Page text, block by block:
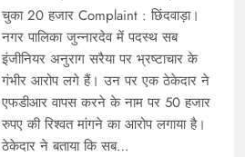
चुका 20 हजार Complaint : छिंदवाड़ा।
नगर पालिका जुन्नारदेव में पदस्थ सब
इंजीनियर अनुराग सरैया पर भ्रष्टाचार के
गंभीर आरोप लगे हैं। उन पर एक ठेकेदार ने
एफडीआर वापस करने के नाम पर 50 हजार
रुपए की रिश्वत मांगने का आरोप लगाया है।
ठेकेदार ने बताया कि सब…